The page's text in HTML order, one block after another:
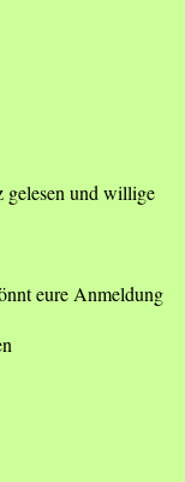
gelesen und willige
eure Anmeldung